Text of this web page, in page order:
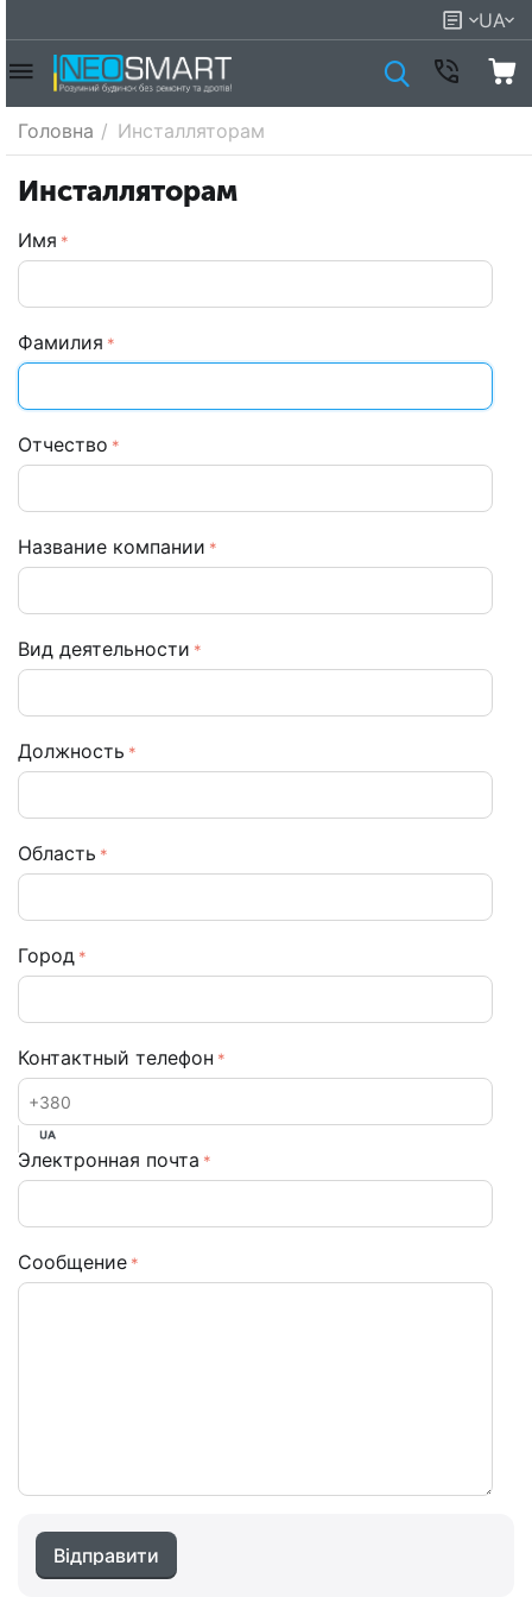
UA
Головна / Инсталляторам
Инсталляторам
Имя
Фамилия
Отчество
Название компании
Вид деятельности
Должность
Область
Город
Контактный телефон
Электронная почта
Сообщение
Відправити